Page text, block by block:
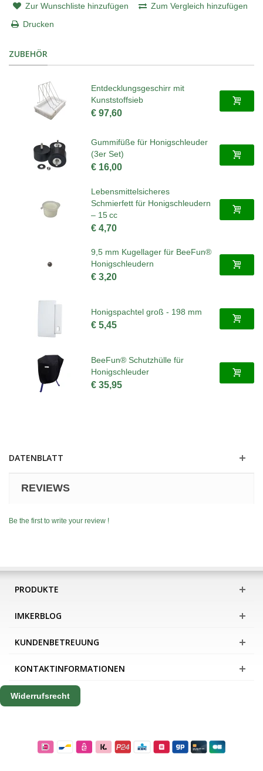
Zur Wunschliste hinzufügen
Zum Vergleich hinzufügen
Drucken
ZUBEHÖR
Entdecklungsgeschirr mit
Kunststoffsieb
€ 97,60
Gummifüße für Honigschleuder
(3er Set)
€ 16,00
Lebensmittelsicheres
Schmierfett für Honigschleudern
– 15 cc
€ 4,70
9,5 mm Kugellager für BeeFun®
Honigschleudern
€ 3,20
Honigspachtel groß - 198 mm
€ 5,45
BeeFun® Schutzhülle für
Honigschleuder
€ 35,95
DATENBLATT
REVIEWS
Be the first to write your review !
PRODUKTE
IMKERBLOG
KUNDENBETREUUNG
KONTAKTINFORMATIONEN
Widerrufsrecht